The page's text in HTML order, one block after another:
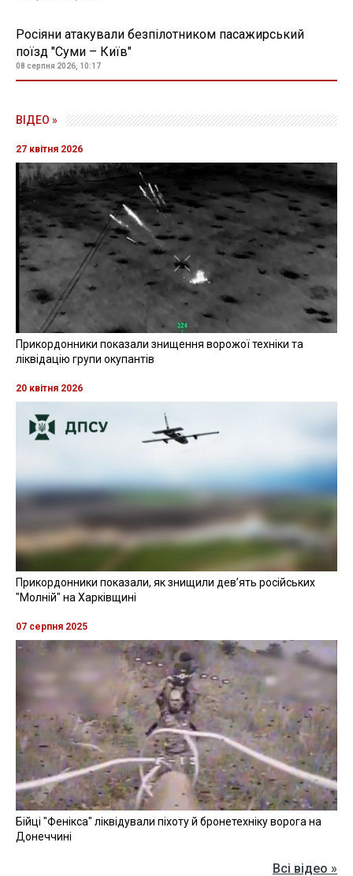
Росіяни атакували безпілотником пасажирський
поїзд "Суми – Київ"
08 серпня 2026, 10:17
ІГОР ПИЛИПЕНКО
08 липня 2020, 17:10
Кабмін виділив майже 2 мільярди
гривень на розвиток регіонів
Також було виділено кошти на закупівлю
обладнання для районних лікарень
Фото: Кабмін
Читайте также
виділення 1,7 млрд грн за програмою соціально-
економічного розвитку регіонів.
міністр Денис Шмигаль, передаєRegioNews.
Ці кошти будуть спрямовані на потреби
людей. Це зокрема встановлення
освітлення на вулицях, утеплення
навчальних закладів, придбання
обладнання для лікарень та багато іншого.
Кошти за цією програмою нам вдалося
зберегти під час ухвалення змін до
Держбюджету", - сказав Шмигаль.
Він доручив міністру регіонального розвитку разом із
Мінфіном проконтролювати, щоб ці проекти були
профінансовані та реалізовані вчасно.
Також уряд виділив для Міністерства охорони